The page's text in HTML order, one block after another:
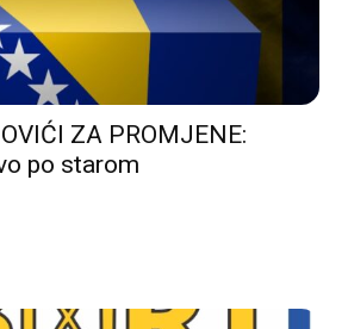
ZA PROMJENE:
po starom